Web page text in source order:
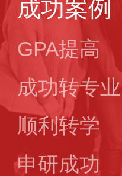
成功案例
GPA提高
成功转专业
顺利转学
申研成功